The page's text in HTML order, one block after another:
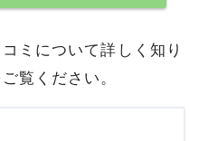
ミについて詳しく知り
覧ください。